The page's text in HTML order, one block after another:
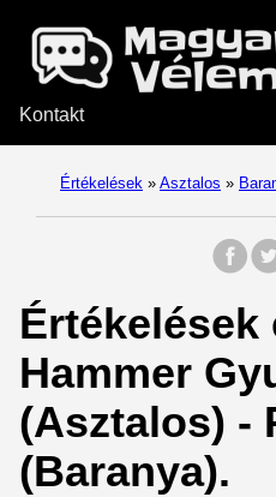
Kontakt
Értékelések » Asztalos »
Értékelések
Hammer
(Asztalos) -
(Baranya).